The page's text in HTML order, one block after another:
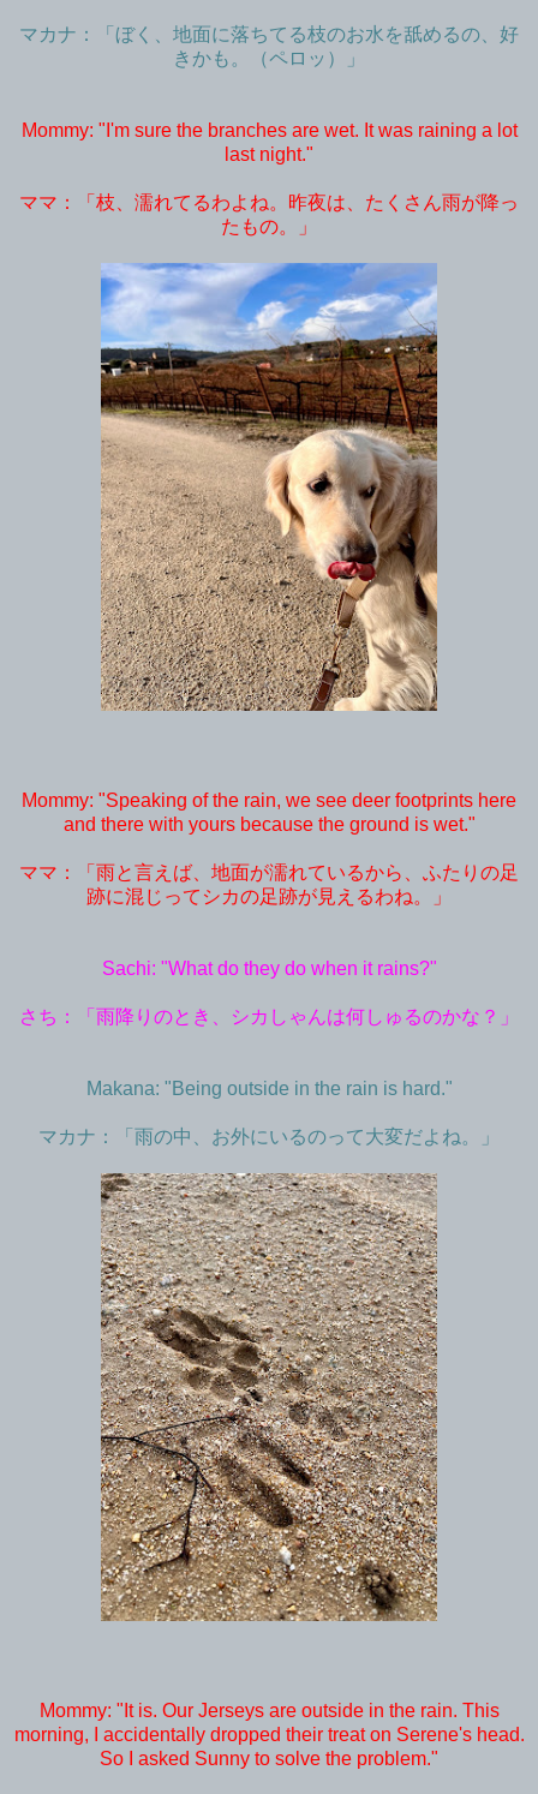
マカナ：「ぼく、地面に落ちてる枝のお水を舐めるの、好
きかも。（ペロッ）」
Mommy: "I'm sure the branches are wet. It was raining a lot
last night."
ママ：「枝、濡れてるわよね。昨夜は、たくさん雨が降っ
たもの。」
Mommy: "Speaking of the rain, we see deer footprints here
and there with yours because the ground is wet."
ママ：「雨と言えば、地面が濡れているから、ふたりの足
跡に混じってシカの足跡が見えるわね。」
Sachi: "What do they do when it rains?"
さち：「雨降りのとき、シカしゃんは何しゅるのかな？」
Makana: "Being outside in the rain is hard."
マカナ：「雨の中、お外にいるのって大変だよね。」
Mommy: "It is. Our Jerseys are outside in the rain. This
morning, I accidentally dropped their treat on Serene's head.
So I asked Sunny to solve the problem."